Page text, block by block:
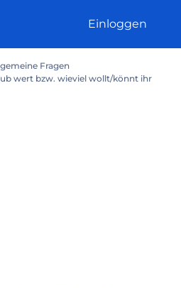
Einloggen
Fragen
wert bzw. wieviel wollt/könnt ihr